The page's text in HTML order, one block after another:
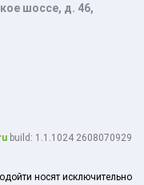
шоссе, д. 46,
build: 1.1.1024 2608070929
носят исключительно